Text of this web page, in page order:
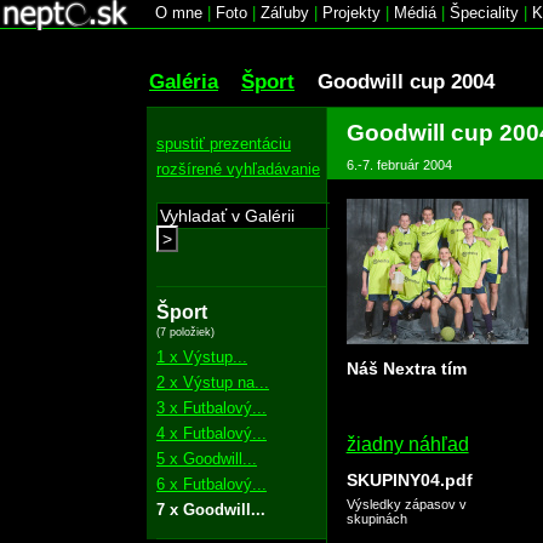
O mne Foto Záľuby Projekty Médiá| Špeciality
Galéria Šport Goodwill cup 2004
spustiť prezentáciu
rozšírené vyhľadávanie
>
Šport
(7 položiek)
1 x Výstup...
2 x Výstup na...
3 x Futbalový...
4 x Futbalový...
5 x Goodwill...
6 x Futbalový...
7 x Goodwill...
Goodwill cup
6.-7. február 2004
Náš Nextra tím
žiadny náhľad
SKUPINY04.pdf
Výsledky zápasov v
skupinách